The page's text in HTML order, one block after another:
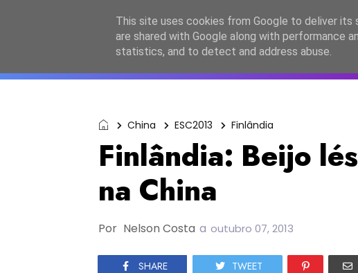
ESC2027 JESC2026 FC2026
China ESC2013 Finlândia
Finlândia: Beijo
na China
Por Nelson Costa a outubro 07, 2013
SHARE TWEET
This site uses cookies from Google to deliver its
are shared with Google along with performance
statistics, and to detect and address abuse.